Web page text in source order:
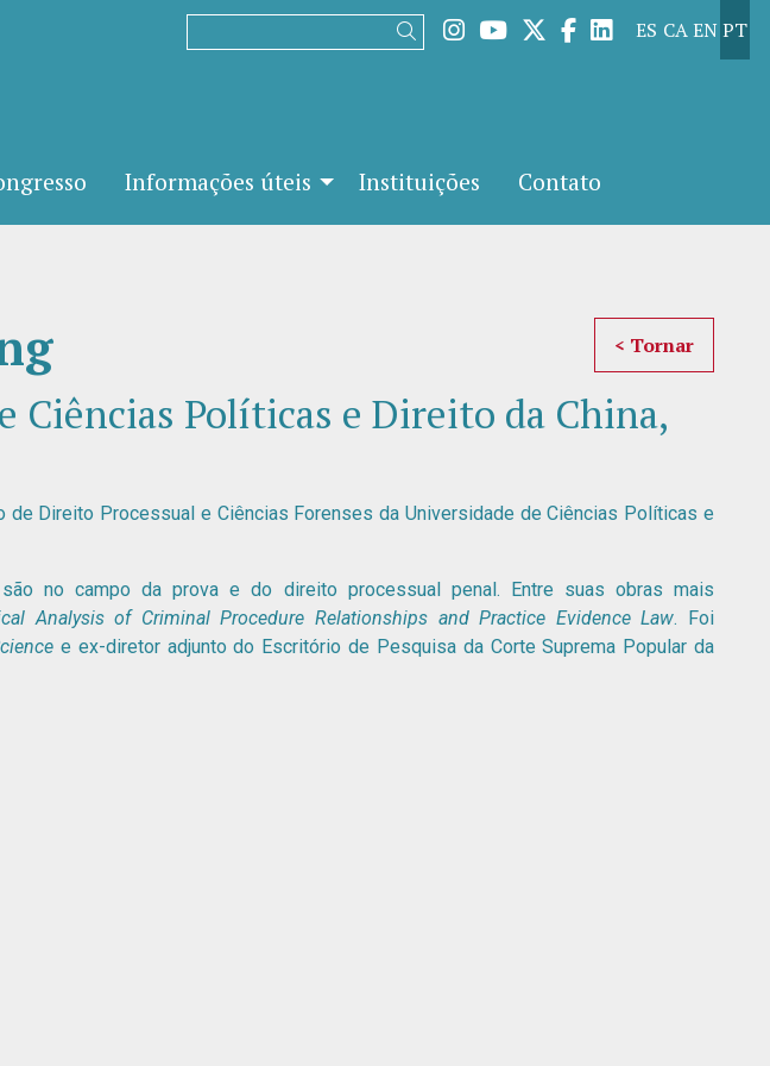
ES CAENPT
Link para instagram
Link para youtube
Link para twitter
Link para
Link para
Buscar
Informações úteis Instituições Contato
< Tornar
Ciências Políticas e Direito da China,
Direito Processual e Ciências Forenses da Universidade de Ciências Políticas e
no campo da prova e do direito processual penal. Entre suas obras mais
Analysis of Criminal Procedure Relationships and Practice Evidence Law. Foi
e ex-diretor adjunto do Escritório de Pesquisa da Corte Suprema Popular da